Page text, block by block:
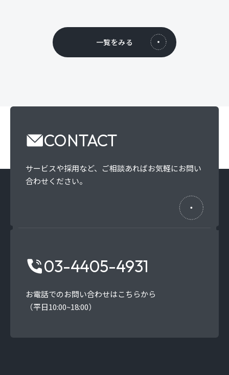
一覧をみる
CONTACT
サービスや採用など、 ご相談あればお気軽にお問い
合わせください。
03-4405-4931
お電話でのお問い合わせはこちらから
（平日10:00~18:00）